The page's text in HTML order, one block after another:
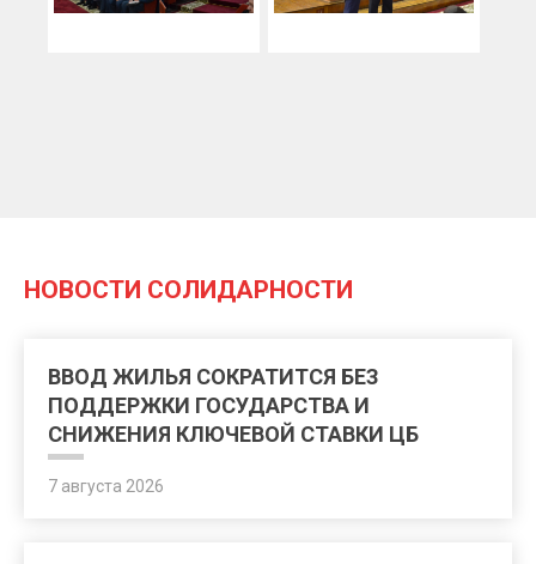
НОВОСТИ СОЛИДАРНОСТИ
ВВОД ЖИЛЬЯ СОКРАТИТСЯ БЕЗ
ПОДДЕРЖКИ ГОСУДАРСТВА И
СНИЖЕНИЯ КЛЮЧЕВОЙ СТАВКИ ЦБ
7 августа 2026